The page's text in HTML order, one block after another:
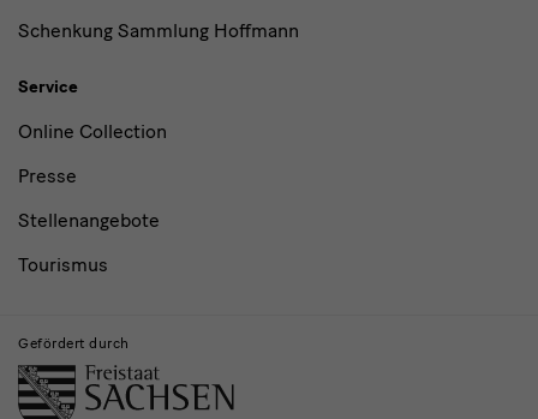
Schenkung Sammlung Hoffmann
Service
Online Collection
Presse
Stellenangebote
Tourismus
Gefördert durch